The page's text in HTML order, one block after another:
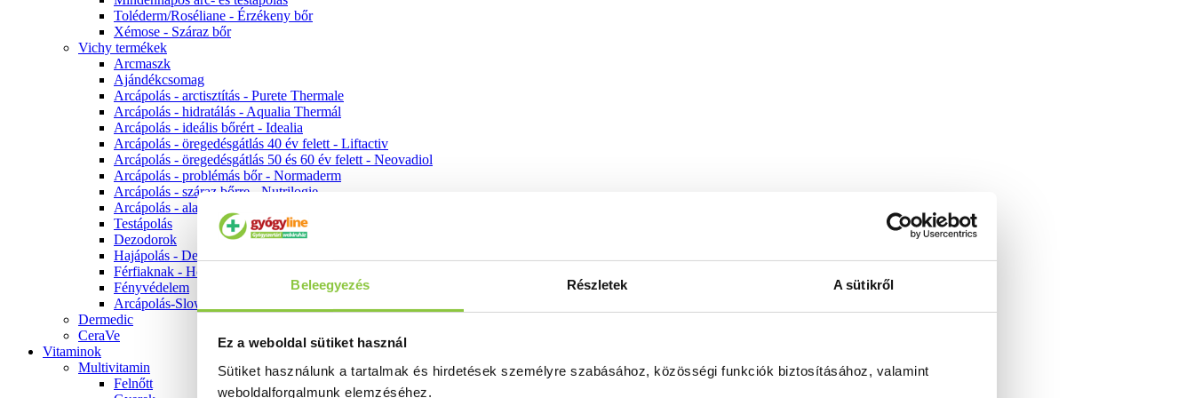
Beleegyezés Részletek A sütikről
Ez a weboldal sütiket használ
Sütiket használunk a tartalmak és hirdetések személyre szabásához, közösségi funkciók biztosításához, valamint
weboldalforgalmunk elemzéséhez.
Toléderm/Roséliane - Érzékeny bőr
Xémose - Száraz bőr
Vichy termékek
Arcmaszk
Ajándékcsomag
Arcápolás - arctisztítás - Purete Thermale
Arcápolás - hidratálás - Aqualia Thermál
Arcápolás - ideális bőrért - Idealia
Arcápolás - öregedésgátlás 40 év felett - Liftactiv
Arcápolás - öregedésgátlás 50 és 60 év felett - Neovadiol
Arcápolás - problémás bőr - Normaderm
Arcápolás - száraz bőrre - Nutrilogie
Arcápolás - alapozók
Testápolás
Dezodorok
Hajápolás - Dercos
Férfiaknak - Homme
Fényvédelem
Arcápolás-Slow Age
Dermedic
CeraVe
Vitaminok
Multivitamin
Felnőtt